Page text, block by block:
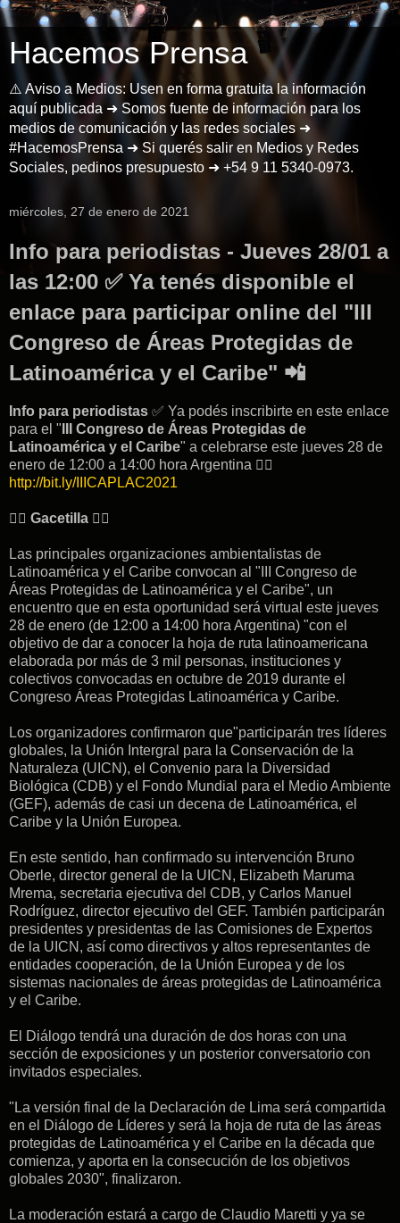
Hacemos Prensa
⚠️ Aviso a Medios: Usen en forma gratuita la información
aquí publicada ➜ Somos fuente de información para los
medios de comunicación y las redes sociales ➜
#HacemosPrensa ➜ Si querés salir en Medios y Redes
Sociales, pedinos presupuesto ➜ +54 9 11 5340-0973.
miércoles, 27 de enero de 2021
Info para periodistas - Jueves 28/01 a
las 12:00 ✅ Ya tenés disponible el
enlace para participar online del "III
Congreso de Áreas Protegidas de
Latinoamérica y el Caribe" 📲
Info para periodistas ✅ Ya podés inscribirte en este enlace
para el " III Congreso de Áreas Protegidas de
Latinoamérica y el Caribe" a celebrarse este jueves 28 de
enero de 12:00 a 14:00 hora Argentina 👉🏽
http://bit.ly/IIICAPLAC2021
👇🏽 Gacetilla 👇🏽
Las principales organizaciones ambientalistas de
Latinoamérica y el Caribe convocan al "III Congreso de
Áreas Protegidas de Latinoamérica y el Caribe", un
encuentro que en esta oportunidad será virtual este jueves
28 de enero (de 12:00 a 14:00 hora Argentina) "con el
objetivo de dar a conocer la hoja de ruta latinoamericana
elaborada por más de 3 mil personas, instituciones y
colectivos convocadas en octubre de 2019 durante el
Congreso Áreas Protegidas Latinoamérica y Caribe.
Los organizadores confirmaron que"participarán tres líderes
globales, la Unión Intergral para la Conservación de la
Naturaleza (UICN), el Convenio para la Diversidad
Biológica (CDB) y el Fondo Mundial para el Medio Ambiente
(GEF), además de casi un decena de Latinoamérica, el
Caribe y la Unión Europea.
En este sentido, han confirmado su intervención Bruno
Oberle, director general de la UICN, Elizabeth Maruma
Mrema, secretaria ejecutiva del CDB, y Carlos Manuel
Rodríguez, director ejecutivo del GEF. También participarán
presidentes y presidentas de las Comisiones de Expertos
de la UICN, así como directivos y altos representantes de
entidades cooperación, de la Unión Europea y de los
sistemas nacionales de áreas protegidas de Latinoamérica
y el Caribe.
El Diálogo tendrá una duración de dos horas con una
sección de exposiciones y un posterior conversatorio con
invitados especiales.
"La versión final de la Declaración de Lima será compartida
en el Diálogo de Líderes y será la hoja de ruta de las áreas
protegidas de Latinoamérica y el Caribe en la década que
comienza, y aporta en la consecución de los objetivos
globales 2030", finalizaron.
La moderación estará a cargo de Claudio Maretti y ya se